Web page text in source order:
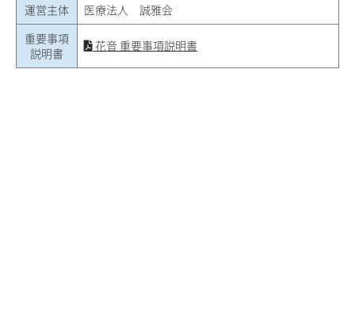
運営主体
医療法人 誠雅会
重要事項
説明書
花音 重要事項説明書